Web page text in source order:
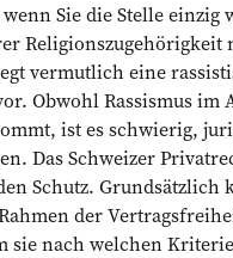
wenn Sie die Stelle einzig
Religionszugehörigkeit
vermutlich eine
Obwohl Rassismus im
ist es schwierig,
Das Schweizer
Schutz. Grundsätzlich
der
sie nach welchen